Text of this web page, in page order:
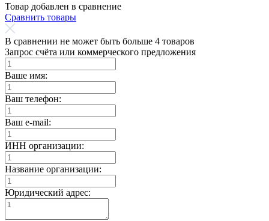
Товар добавлен в сравнение
Сравнить товары
В сравнении не может быть больше 4 товаров
Запрос счёта или коммерческого предложения
Ваше имя:
Ваш телефон:
Ваш e-mail:
ИНН организации:
Название организации:
Юридический адрес: